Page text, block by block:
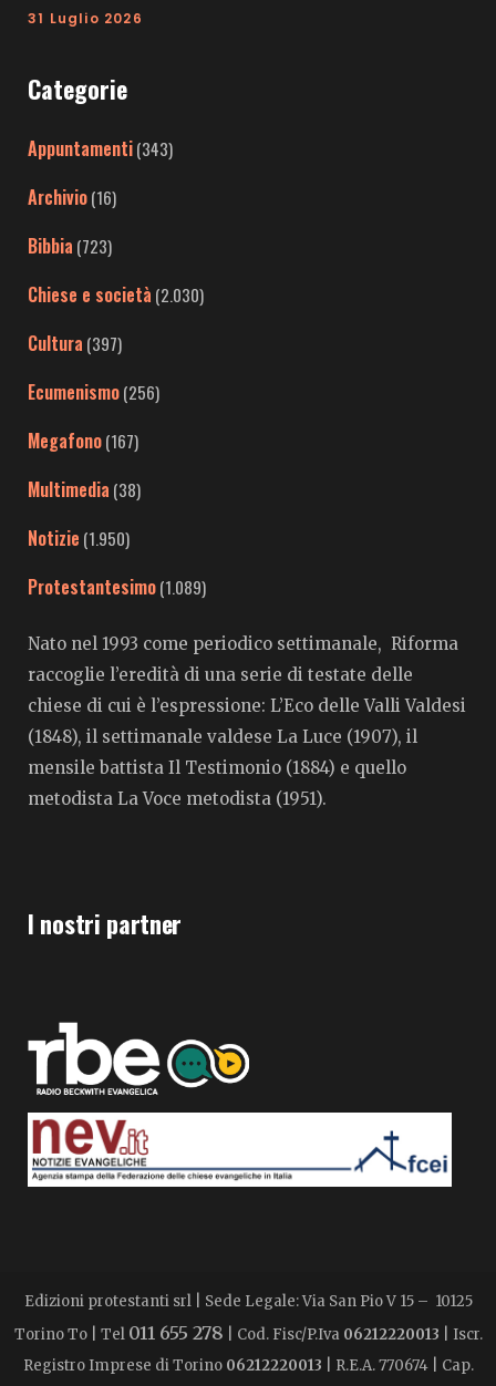
31 Luglio 2026
Categorie
Appuntamenti(343)
Archivio(16)
Bibbia (723)
Chiese e società (2.030)
Cultura (397)
Ecumenismo(256)
Megafono(167)
Multimedia (38)
Notizie (1.950)
Protestantesimo(1.089)
Nato nel 1993 come periodico settimanale, Riforma
raccoglie l’eredità di una serie di testate delle
chiese di cui è l’espressione: L’Eco delle Valli Valdesi
(1848), il settimanale valdese La Luce (1907), il
mensile battista Il Testimonio (1884) e quello
metodista La Voce metodista (1951).
I nostri partner
Edizioni protestanti srl | Sede Legale: Via San Pio V 15 – 10125
Torino To | Tel 011 655 278 | Cod. Fisc/P.Iva 06212220013 | Iscr.
Registro Imprese di Torino 06212220013 | R.E.A. 770674 | Cap.